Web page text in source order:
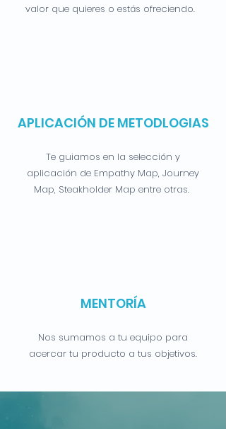
valor que quieres o estás ofreciendo.
APLICACIÓN DE METODLOGIAS
Te guiamos en la selección y
aplicación de Empathy Map, Journey
Map, Steakholder Map entre otras.
MENTORÍA
Nos sumamos a tu equipo para
acercar tu producto a tus objetivos.